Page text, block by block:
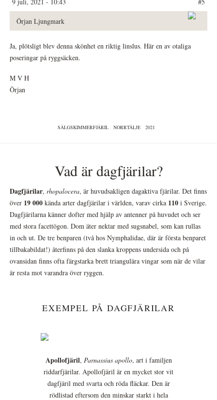
Örjan Ljungmark
Ja, plötsligt blev denna skönhet en riktig linslus. Här en av otaliga
poseringar på ryggsäcken.
M V H
Örjan
SÄLGSKIMMERFJÄRIL NORRTÄLJE 2021
Vad är dagfjärilar?
Dagfjärilar, rhopalocera, är huvudsakligen dagaktiva fjärilar. Det finns
över 19 000 kända arter dagfjärilar i världen, varav cirka 110 i Sverige.
Dagfjärilarna känner dofter med hjälp av antenner på huvudet och ser
med stora facettögon. Dom äter nektar med sugsnabel, som kan rullas
in och ut. De tre benparen (två hos Nymphalidae, där är första benparet
tillbakabildat!) återfinns på den slanka kroppens undersida och på
ovansidan finns ofta färgstarka brett triangulära vingar som när de vilar
är resta mot varandra över ryggen.
EXEMPEL PÅ DAGFJÄRILAR
Apollofjäril, Parnassius apollo, art i familjen
riddarfjärilar. Apollofjäril är en mycket stor vit
dagfjäril med svarta och röda fläckar. Den är
rödlistad eftersom den minskar starkt i hela